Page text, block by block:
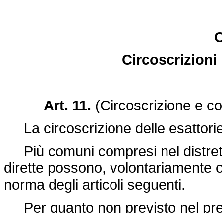
Circoscrizioni
Art. 11. (Circoscrizione e
La circoscrizione delle
Più comuni compresi nel
dirette possono, volontariamente
norma degli articoli seguenti.
Per quanto non previsto nel